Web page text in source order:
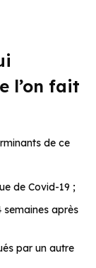
l’on fait
de ce
de Covid-19 ;
semaines après
par un autre